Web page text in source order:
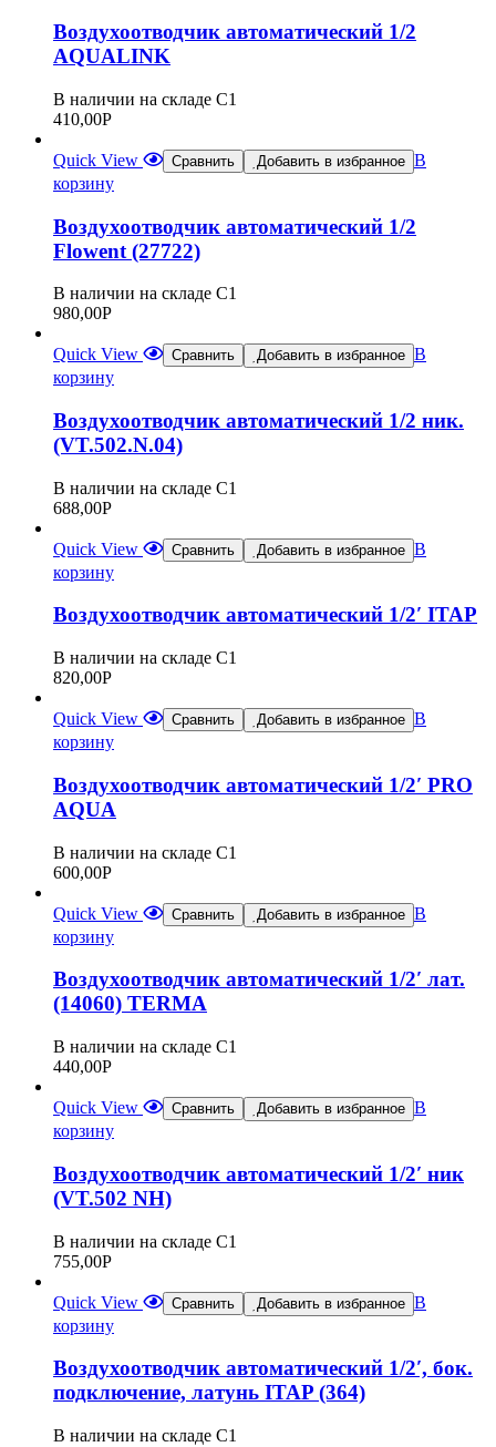
Воздухоотводчик автоматический 1/2
AQUALINK
В наличии на складе С1
410,00Р
Quick View Сравнить Добавить в избранное В
корзину
Воздухоотводчик автоматический 1/2
Flowent (27722)
В наличии на складе С1
980,00Р
Quick View Сравнить Добавить в избранное В
корзину
Воздухоотводчик автоматический 1/2 ник.
(VT.502.N.04)
В наличии на складе С1
688,00Р
Quick View Сравнить Добавить в избранное В
корзину
Воздухоотводчик автоматический 1/2′ ITAP
В наличии на складе С1
820,00Р
Quick View Сравнить Добавить в избранное В
корзину
Воздухоотводчик автоматический 1/2′ PRO
AQUA
В наличии на складе С1
600,00Р
Quick View Сравнить Добавить в избранное В
корзину
Воздухоотводчик автоматический 1/2′ лат.
(14060) TERMA
В наличии на складе С1
440,00Р
Quick View Сравнить Добавить в избранное В
корзину
Воздухоотводчик автоматический 1/2′ ник
(VT.502 NH)
В наличии на складе С1
755,00Р
Quick View Сравнить Добавить в избранное В
корзину
Воздухоотводчик автоматический 1/2′, бок.
подключение, латунь ITAP (364)
В наличии на складе С1